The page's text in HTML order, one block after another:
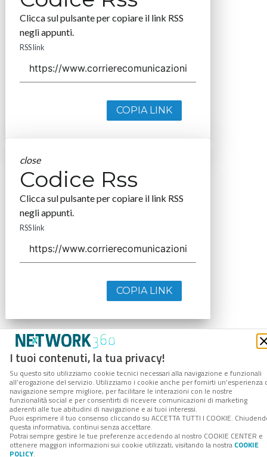
I tuoi contenuti, la tua privacy!
Su questo sito utilizziamo cookie tecnici necessari alla navigazione e funzionali
all’erogazione del servizio. Utilizziamo i cookie anche per fornirti un’esperienza
navigazione sempre migliore, per facilitare le interazioni con le nostre
funzionalità social e per consentirti di ricevere comunicazioni di marketing
aderenti alle tue abitudini di navigazione e ai tuoi interessi.
Puoi esprimere il tuo consenso cliccando su ACCETTA TUTTI I COOKIE.
questa informativa, continui senza accettare.
Potrai sempre gestire le tue preferenze accedendo al nostro COOKIE CENTER e
ottenere maggiori informazioni sui cookie utilizzati, visitando la nostra COOKIE
POLICY.
Clicca sul pulsante per copiare il link RSS
negli appunti.
RSS link
COPIA LINK
close
Codice Rss
Clicca sul pulsante per copiare il link RSS
negli appunti.
RSS link
COPIA LINK